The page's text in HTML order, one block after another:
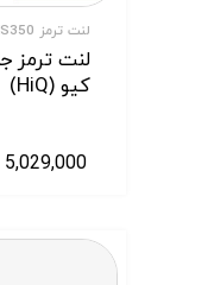
لنت ترمز ES350 ـ 2006 تا 2013 اتاق (XV40)
کیو (HiQ)
5,029,000